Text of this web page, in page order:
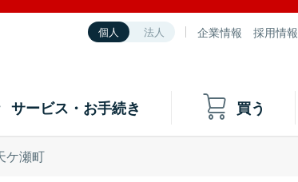
個人 法人 企業情報 採用情報
サービス・お手続き 買う
ケ瀬町